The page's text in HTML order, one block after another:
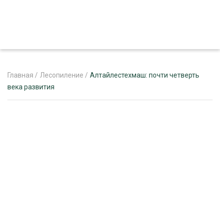
Главная / Лесопиление / Алтайлестехмаш: почти четверть
века развития